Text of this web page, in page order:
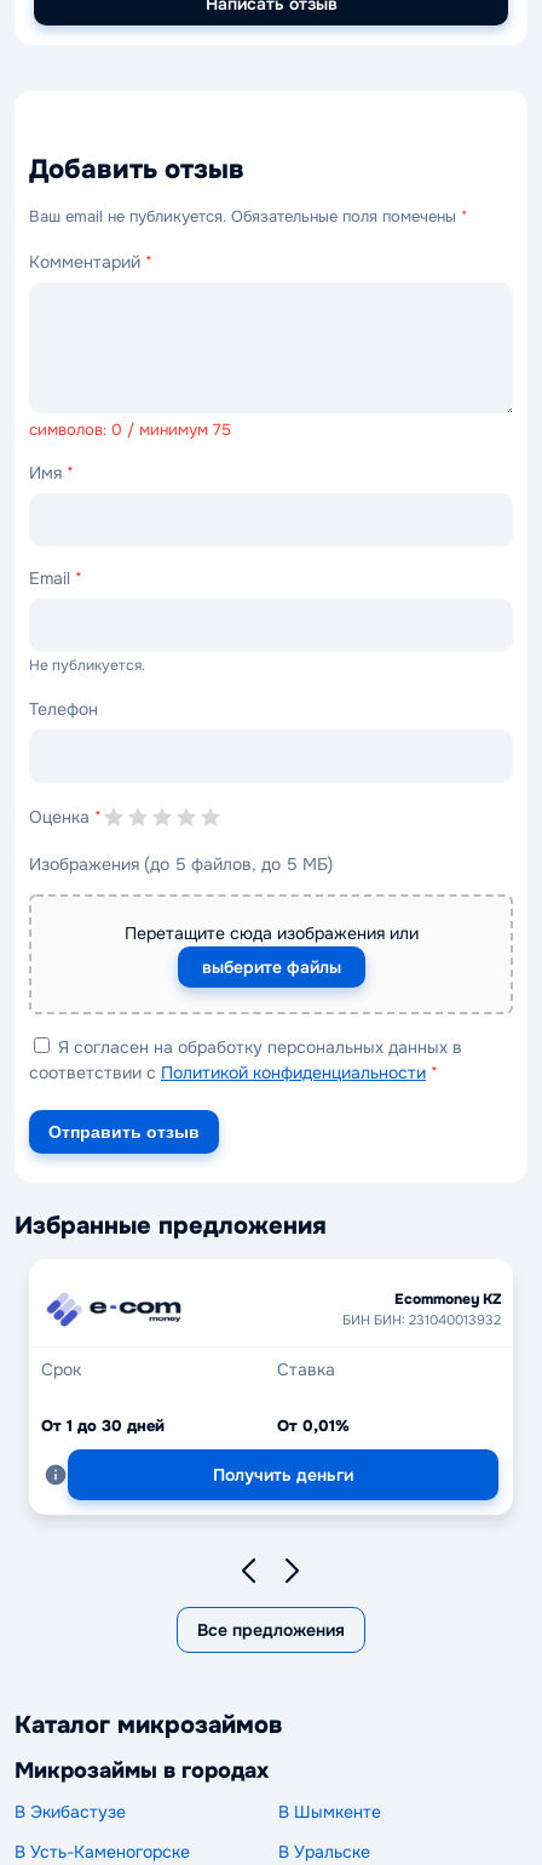
Добавить отзыв
Ваш email не публикуется. Обязательные поля помечены *
Комментарий *
символов: 0 / минимум 75
Имя *
Email *
Не публикуется.
Телефон
Оценка *
Изображения (до 5 файлов, до 5 МБ)
Перетащите сюда изображения или
выберите файлы
Я согласен на обработку персональных данных в
соответствии с Политикой конфиденциальности *
Отправить отзыв
Избранные предложения
Ecommoney KZ
БИН БИН: 231040013932
Срок
От 1 до 30 дней
Ставка
От 0,01%
Получить деньги
Все предложения
Каталог микрозаймов
Микрозаймы в городах
В Экибастузе
В Шымкенте
В Усть-Каменогорске
В Уральске